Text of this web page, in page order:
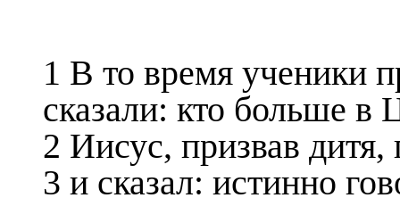
1 В то время ученики
сказали: кто больше в
2 Иисус, призвав дитя,
3 и сказал: истинно